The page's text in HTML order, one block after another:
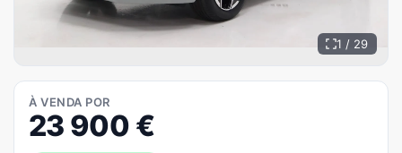
1 / 29
À VENDA POR
23 900 €